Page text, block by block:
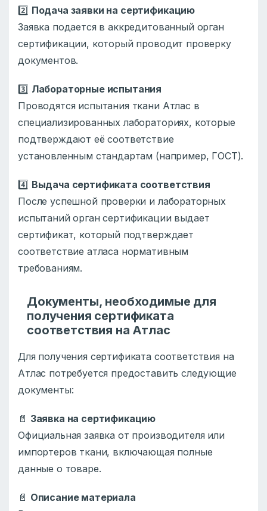
2️⃣ Подача заявки на сертификацию
Заявка подается в аккредитованный орган
сертификации, который проводит проверку
документов.
3️⃣ Лабораторные испытания
Проводятся испытания ткани Атлас в
специализированных лабораториях, которые
подтверждают её соответствие
установленным стандартам (например, ГОСТ).
4️⃣ Выдача сертификата соответствия
После успешной проверки и лабораторных
испытаний орган сертификации выдает
сертификат, который подтверждает
соответствие атласа нормативным
требованиям.
Документы, необходимые для
получения сертификата
соответствия на Атлас
Для получения сертификата соответствия на
Атлас потребуется предоставить следующие
документы:
📄 Заявка на сертификацию
Официальная заявка от производителя или
импортеров ткани, включающая полные
данные о товаре.
📄 Описание материала